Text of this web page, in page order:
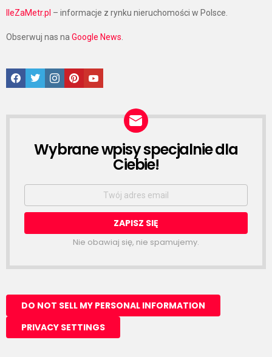
IleZaMetr.pl – informacje z rynku nieruchomości w Polsce.
Obserwuj nas naGoogle News.
Facebook
TwitterInstagramPinterestGoogle News
NEWSLETTER
Wybrane wpisy specjalnie dla
Ciebie!
Email
Nie obawiaj się, nie spamujemy.